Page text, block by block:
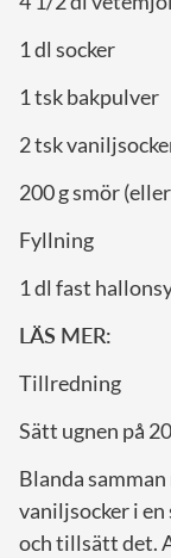
1 dl socker
1 tsk bakpulver
2 tsk
200 g smör
Fyllning
1 dl fast
LÄS MER:
Tillredning
Sätt ugnen på
Blanda
vaniljsocker i
och tillsätt det.